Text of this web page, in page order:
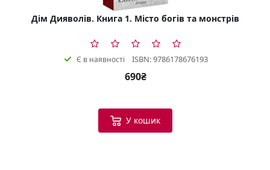
Дім Дияволів. Книга 1. Місто богів та монстрів
Є в наявності ISBN: 9786178676193
690₴
У кошик